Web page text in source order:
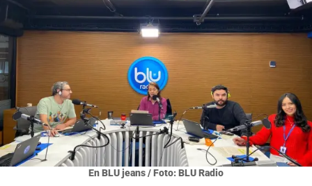
En BLU jeans / Foto: BLU Radio